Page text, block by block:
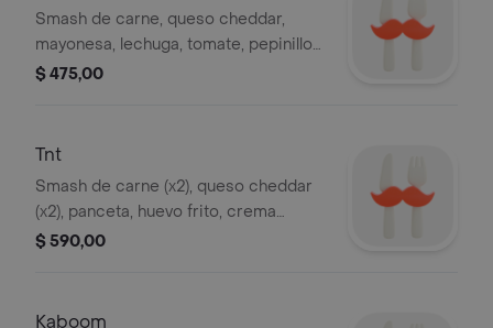
Smash de carne, queso cheddar,
mayonesa, lechuga, tomate, pepinillos
y cebolla.
$ 475,00
Tnt
Smash de carne (x2), queso cheddar
(x2), panceta, huevo frito, crema
cheddar, salsa tnt.
$ 590,00
Kaboom